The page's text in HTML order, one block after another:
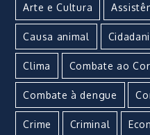
Arte e Cultura
Causa animal
Clima Combate ao
Combate à dengue
Crime Criminal